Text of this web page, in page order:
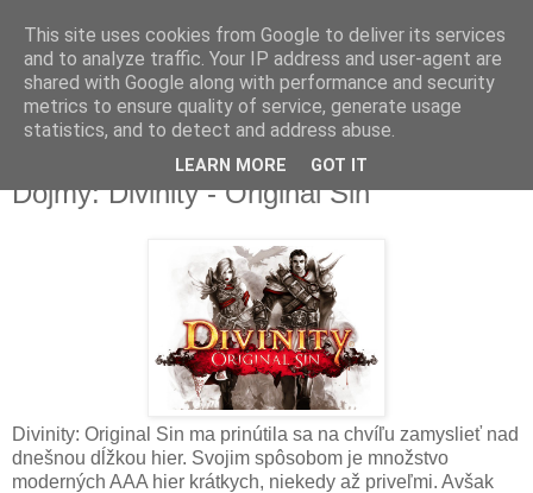
pondelok 14. júla 2014
Dojmy: Divinity - Original Sin
Divinity: Original Sin ma prinútila sa na chvíľu zamyslieť nad
dnešnou dĺžkou hier. Svojim spôsobom je množstvo
moderných AAA hier krátkych, niekedy až priveľmi. Avšak
This site uses cookies from Google to deliver its services
and to analyze traffic. Your IP address and user-agent are
shared with Google along with performance and security
metrics to ensure quality of service, generate usage
statistics, and to detect and address abuse.
LEARN MORE GOT IT